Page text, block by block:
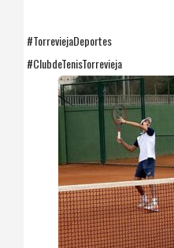
#TorreviejaDeportes
#ClubdeTenisTorrevieja